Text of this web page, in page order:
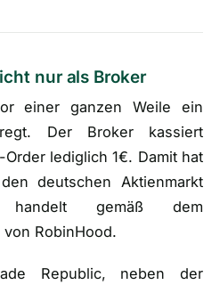
nur als Broker
einer ganzen Weile ein
Der Broker kassiert
lediglich 1€. Damit hat
deutschen Aktienmarkt
handelt gemäß dem
RobinHood.
Republic, neben der